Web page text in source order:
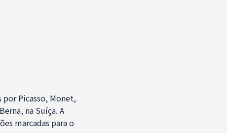
por Picasso, Monet,
na Suíça. A
marcadas para o